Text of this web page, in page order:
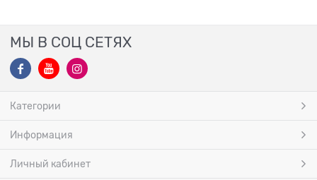
МЫ В СОЦ СЕТЯХ
Категории
Информация
Личный кабинет